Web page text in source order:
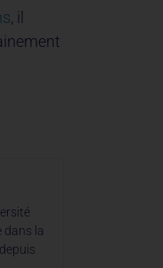
, il
dans la